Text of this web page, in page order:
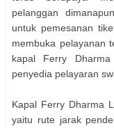
pelanggan
untuk pemesanan
membuka pelayanan
kapal Ferry
penyedia pelayaran
Kapal Ferry Dharma
yaitu rute jarak